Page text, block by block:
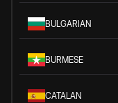
BULGARIAN
BURMESE
CATALAN